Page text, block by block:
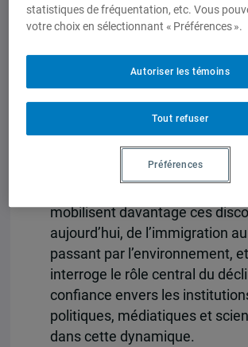
S’appuyant sur des données
comparatives, ce rapport met
une progression légère mais
significative de cette adhésion,
jeunes hommes, ainsi qu’une
augmentation notable de
face aux énoncés
mobilisent davantage ces
aujourd’hui, de l’immigration
passant par l’environnement, et
interroge le rôle central du
confiance envers les
politiques, médiatiques et
dans cette dynamique.
statistiques de fréquentation, etc. Vous
votre choix en sélectionnant « Préférences ».
Tout refuser
Autoriser les témoins
Préférences